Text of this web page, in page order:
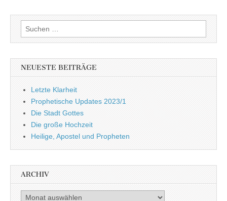
Suchen
nach:
NEUESTE BEITRÄGE
Letzte Klarheit
Prophetische Updates 2023/1
Die Stadt Gottes
Die große Hochzeit
Heilige, Apostel und Propheten
ARCHIV
Archiv